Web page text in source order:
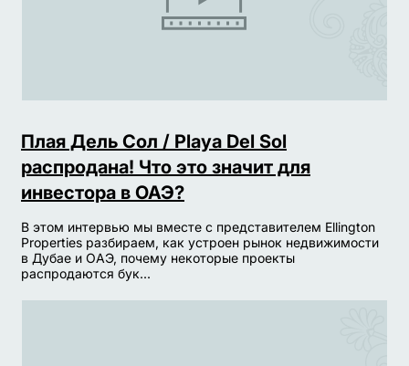
Плая Дель Сол / Playa Del Sol
распродана! Что это значит для
инвестора в ОАЭ?
В этом интервью мы вместе с представителем Ellington
Properties разбираем, как устроен рынок недвижимости
в Дубае и ОАЭ, почему некоторые проекты
распродаются бук...